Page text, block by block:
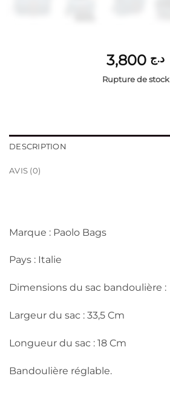
د.ج
Rupture de stock
DESCRIPTION
AVIS (0)
Marque : Paolo Bags
Pays : Italie
Dimensions du sac bandoulière :
Largeur du sac : 33,5 Cm
Longueur du sac : 18 Cm
Bandoulière réglable.